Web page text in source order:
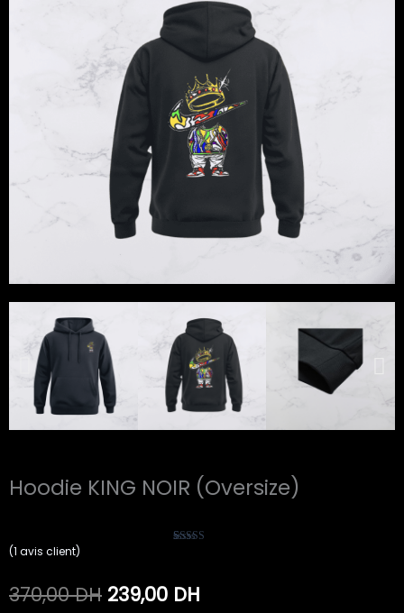
Hoodie KING NOIR (Oversize)
client
(1 avis client)
370,00DH Le
239,00 DH